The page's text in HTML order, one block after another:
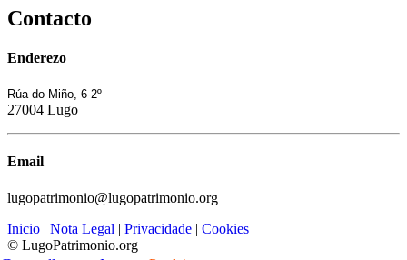
Contacto
Enderezo
Rúa do Miño, 6-2º
27004 Lugo
Email
lugopatrimonio@lugopatrimonio.org
Inicio | Nota Legal | Privacidade | Cookies
© LugoPatrimonio.org